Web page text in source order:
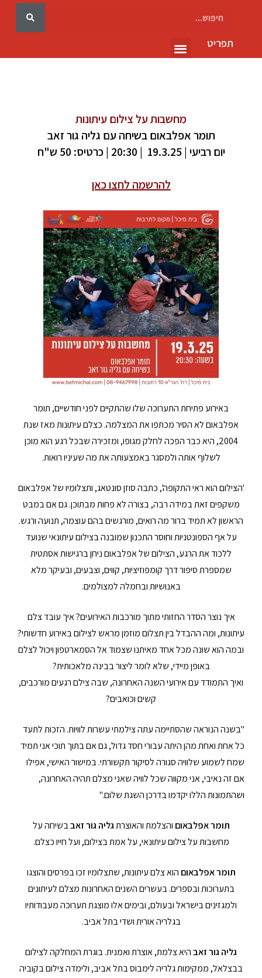
תפריט
מחשבות על צילום עיתונות
תומר אפלבאום בשיחה עם גליה גור זאב
יום רביעי | 19.3.25 | 20:30 |
כרטיס: 50 ש"ח
להרשמה לחצו כאן
באירוע פתיחת התערוכה שלו שהתקיים לפני חודשיים, תומר
אפלבאום לא הסיר מכתפו את המצלמה. כצלם עיתונות מאז שנת
2004, היא כבר הפכה לחלק מגופו, ומזכירה שבכל רגע הוא מוכן
לשלוף אותה ולמסגר באמצעותה את מה שעיניו רואות.
'הצילום הוא ראי התקופה', כתבה סוזן סונטאג, ותצלומיו של אפלבאום
משקפים זאת במידה רבה, בצורה לא פחות מבתוכן.גם אם במבט
הראשון לא תמיד ברור מה רואים, מורגשים בהם עוצמה, תנועה ורגש.
על אף הספונטניות וחוסר התכנון שמובנה בצילום עיתונאי שנועד
ללכוד את הרגע, הצילום של אפלבאום ניחן ברגישות אסתטית
שמספרת סיפור דרך קומפוזיציות, קווים, וצבעים, ובעיקר מלא
באנושיות ובחמלה למצולמים.
איך נוצר הסדר החזותי מתוך מורכבות האירועים? איך עובד צלם
עיתונות, ומה ההבדל בין תצלום מוזמן מראש לצילום באירוע חדשותי?
ובמה הוא שונה מכל אחד מאיתנו שצמוד אל הסמארטפון ויכול לצלם
באופן מיידי, שלא לומר ליצור בבינה מלאכותית?
ואיך התמודד עם אירועי השנה האחרונה, שבה צילם רגעים מורכבים,
קשים וכואבים?
"בשנה הנוראה שהסתיימה עתה צילמתי עשרות לוויות. הזכות לתעד
כל אחת ואחת מהן היתה עבורי חסד גדול, גם אם בתוך תוכי אני תמיד
שמח לשמוע שלוויה סגורה לסיקור תקשורתי. במישור האישי, אפילו
אם זה נאיבי, אני מקווה שכל לוויה שאני מצלם תהיה האחרונה,
ושהתמונות הללו יקדמו בדרכן השגת שלום."
תומר אפלבאום והצלמת והאוצרתגליה גור זאבבשיחה על
מחשבות על צילום עיתונאי, על אמת בצילום, ועל חייו כצלם.
תומר אפלבאום הוא צלם עיתונות, שתצלומיו זכו בפרסים והוצגו
בתערוכות ובספרים. בעשרים השנים האחרונות מצלם לעיתונים
ולמגזינים בישראל ובעולם, ובימים אלו מוצגת תערוכה מעבודותיו
בגלריה אורית ושדי בתל אביב.
גליה גור זאבהיא צלמת, אוצרת ואמנית. בוגרת המחלקה לצילום
בבצלאל, ממקימות גלריה לימבוס בתל אביב, ולימדה צילום בקוביה